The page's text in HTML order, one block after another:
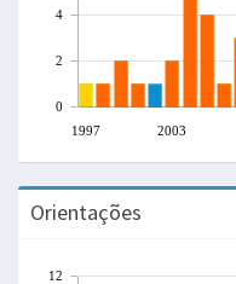
1997 2003
0
2
4
Orientações
12